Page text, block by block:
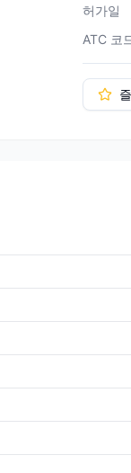
허가일
ATC 코